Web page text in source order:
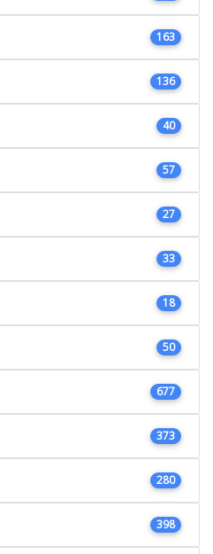
163
136
40
57
27
33
18
50
677
373
280
398